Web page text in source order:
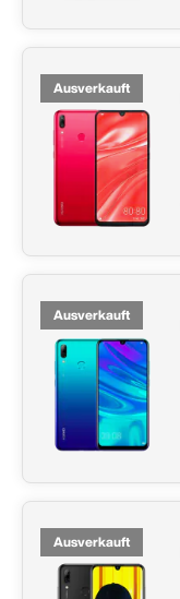
Ausverkauft
Ausverkauft
Ausverkauft